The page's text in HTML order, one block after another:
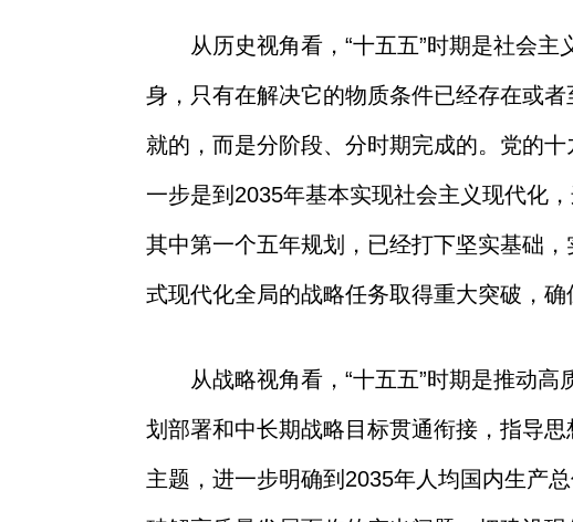
从历史视角看，“十五五”时期是社会
身，只有在解决它的物质条件已经存在或
就的，而是分阶段、分时期完成的。党的
一步是到2035年基本实现社会主义现代化
其中第一个五年规划，已经打下坚实基础，
式现代化全局的战略任务取得重大突破，
从战略视角看，“十五五”时期是推动
划部署和中长期战略目标贯通衔接，指导
主题，进一步明确到2035年人均国内生产